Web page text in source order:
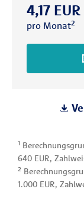
4,17 EUR
pro Monat²
¹
640 EUR,
²
1.000 EUR,